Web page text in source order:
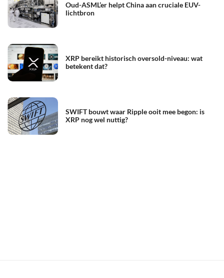
Oud-ASML’er helpt China aan cruciale EUV-
lichtbron
XRP bereikt historisch oversold-niveau: wat
betekent dat?
SWIFT bouwt waar Ripple ooit mee begon: is
XRP nog wel nuttig?